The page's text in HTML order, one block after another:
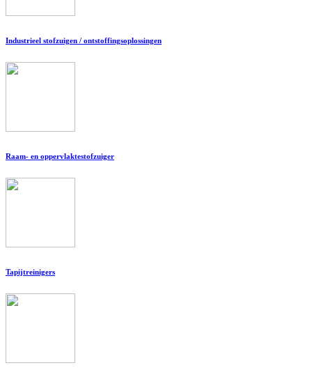
Industrieel stofzuigen / ontstoffingsoplossingen
Raam- en oppervlaktestofzuiger
Tapijtreinigers